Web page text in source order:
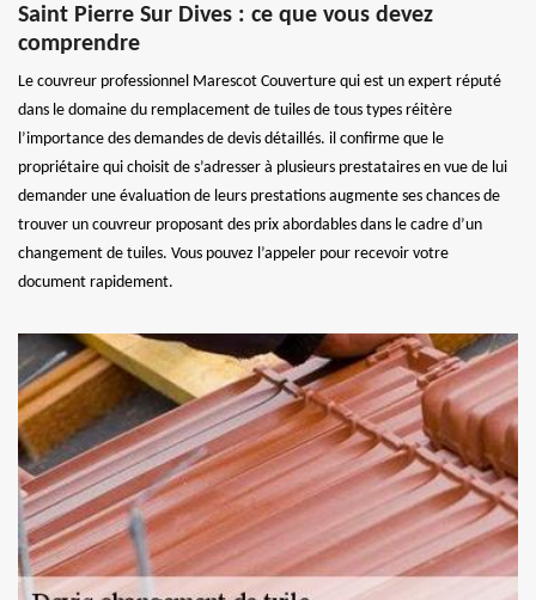
Saint Pierre Sur Dives : ce que vous devez
comprendre
Le couvreur professionnel Marescot Couverture qui est un expert réputé
dans le domaine du remplacement de tuiles de tous types réitère
l’importance des demandes de devis détaillés. il confirme que le
propriétaire qui choisit de s’adresser à plusieurs prestataires en vue de lui
demander une évaluation de leurs prestations augmente ses chances de
trouver un couvreur proposant des prix abordables dans le cadre d’un
changement de tuiles. Vous pouvez l’appeler pour recevoir votre
document rapidement.